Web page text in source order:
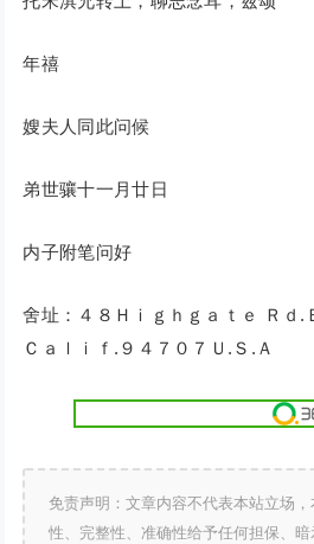
年禧
嫂夫人同此问候
弟世骧十一月廿日
内子附笔问好
舍址：４８Ｈｉｇｈｇａｔｅ Ｒｄ.
Ｃａｌｉｆ.９４７０７Ｕ.Ｓ.Ａ
免责声明：文章内容不代表本站立场
性、完整性、准确性给予任何担保、